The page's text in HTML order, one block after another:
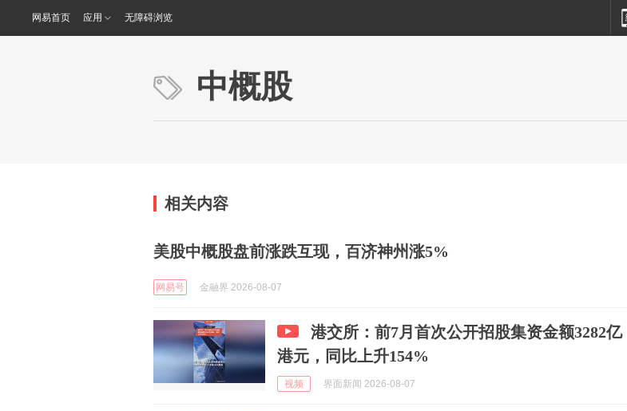
网易首页 应用 无障碍浏览
中概股
相关内容
美股中概股盘前涨跌互现，百济神州涨5%
网易号 金融界 2026-08-07
港交所：前7月首次公开招股集资金额3282亿
港元，同比上升154%
视频 界面新闻 2026-08-07